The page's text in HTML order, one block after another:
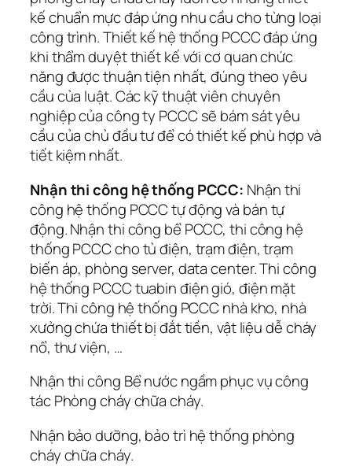
kế chuẩn mực đáp ứng nhu cầu cho từng loại
công trình. Thiết kế hệ thống PCCC đáp ứng
khi thẩm duyệt thiết kế với cơ quan chức
năng được thuận tiện nhất, đúng theo yêu
cầu của luật. Các kỹ thuật viên chuyên
nghiệp của công ty PCCC sẽ bám sát yêu
cầu của chủ đầu tư để có thiết kế phù hợp và
tiết kiệm nhất.
Nhận thi công hệ thống PCCC: Nhận thi
công hệ thống PCCC tự động và bán tự
động. Nhận thi công bể PCCC, thi công hệ
thống PCCC cho tủ điện, trạm điện, trạm
biến áp, phòng server, data center. Thi công
hệ thống PCCC tuabin điện gió, điện mặt
trời. Thi công hệ thống PCCC nhà kho, nhà
xưởng chứa thiết bị đắt tiền, vật liệu dễ cháy
nổ, thư viện, …
Nhận thi công Bể nước ngầm phục vụ công
tác Phòng cháy chữa cháy.
Nhận bảo dưỡng, bảo trì hệ thống phòng
cháy chữa cháy.